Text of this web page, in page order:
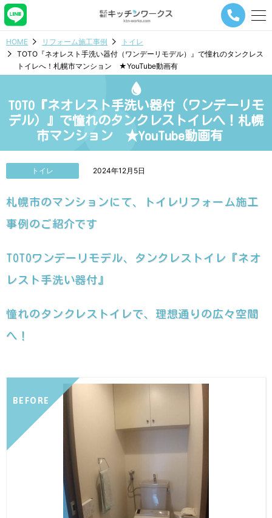
メ
ー
ビ
シ
ョ
ン
タ
HOME リフォーム施工事例
トイレ
TOTO『ネオレスト手洗い器付（ワンデーリモデル）』で憧れのタンクレス
トイレへ！札幌市マンション ★YouTube動画有
TOTO『ネオレスト手洗い器付（ワンデーリモ
デル）』で憧れのタンクレストイレへ！札幌
市マンション ★YouTube動画有
トイレ 2024年12月5日
札幌市のマンションにて、トイレリフォーム施工
事例のご紹介です
TOTOワンデーリモデル、タンクレストイレ『ネオ
レスト手洗い器付』
憧れのタンクレストイレで、理想通りの広々空間
へ！
BEFORE